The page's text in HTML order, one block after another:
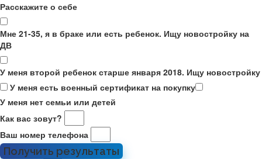
Расскажите о себе
Мне 21-35, я в браке или есть ребенок. Ищу новостройку на
ДВ
У меня второй ребенок старше января 2018. Ищу новостройку
У меня есть военный сертификат на покупку
У меня нет семьи или детей
Как вас зовут?
Ваш номер телефона
Получить результаты